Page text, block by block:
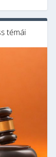
témái